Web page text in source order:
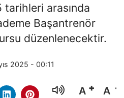
tarihleri arasında
Başantrenör
düzenlenecektir.
2025 - 00:11
A A